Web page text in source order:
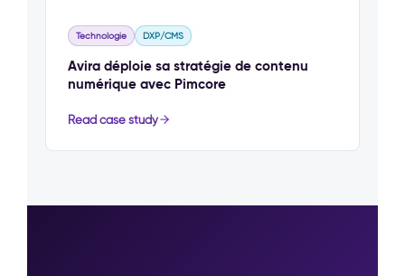
Technologie DXP/CMS
Avira déploie sa stratégie de contenu
numérique avec Pimcore
Read case study